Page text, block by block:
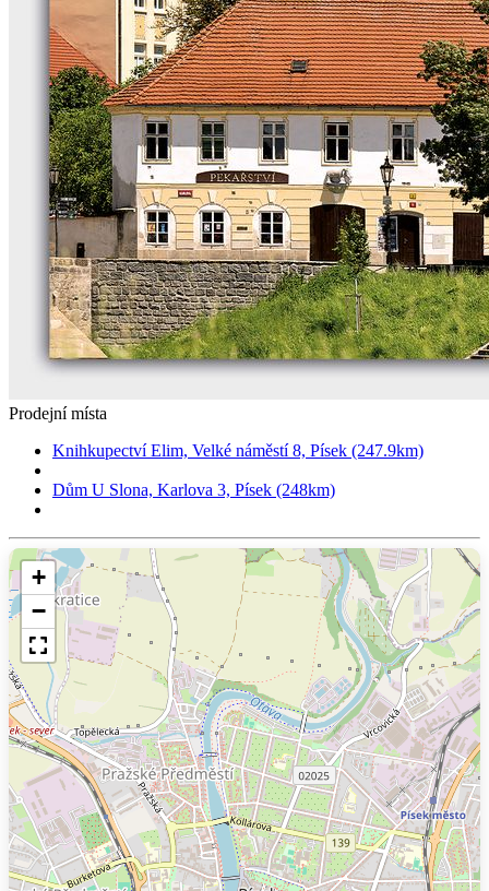
Prodejní místa
Knihkupectví Elim, Velké náměstí 8, Písek (247.9km)
Dům U Slona, Karlova 3, Písek (248km)
+
−